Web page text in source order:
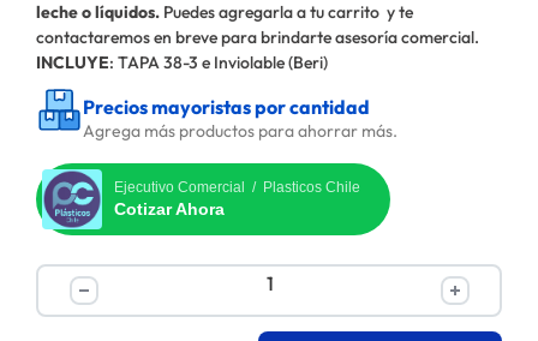
leche o líquidos. Puedes agregarla a tu carrito y te
contactaremos en breve para brindarte asesoría comercial.
INCLUYE: TAPA 38-3 e Inviolable (Beri)
Precios mayoristas por cantidad
Agrega más productos para ahorrar más.
Ejecutivo Comercial / Plasticos Chile
Cotizar Ahora